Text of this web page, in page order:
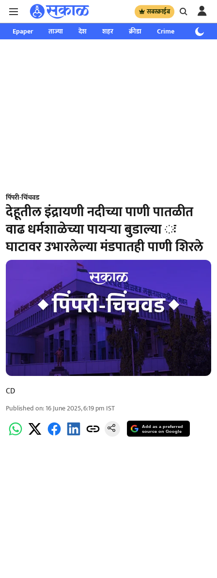
सबस्क्राईब
Epaper ताज्या देश शहर क्रीडा Crime साप्ताहिक
पिंपरी-चिंचवड
देहूतील इंद्रायणी नदीच्या पाणी पातळीत
वाढ धर्मशाळेच्या पायऱ्या बुडाल्या ः
घाटावर उभारलेल्या मंडपातही पाणी शिरले
CD
Published on:16 June 2025, 6:19 pm IST
Add as a preferred
source on Google